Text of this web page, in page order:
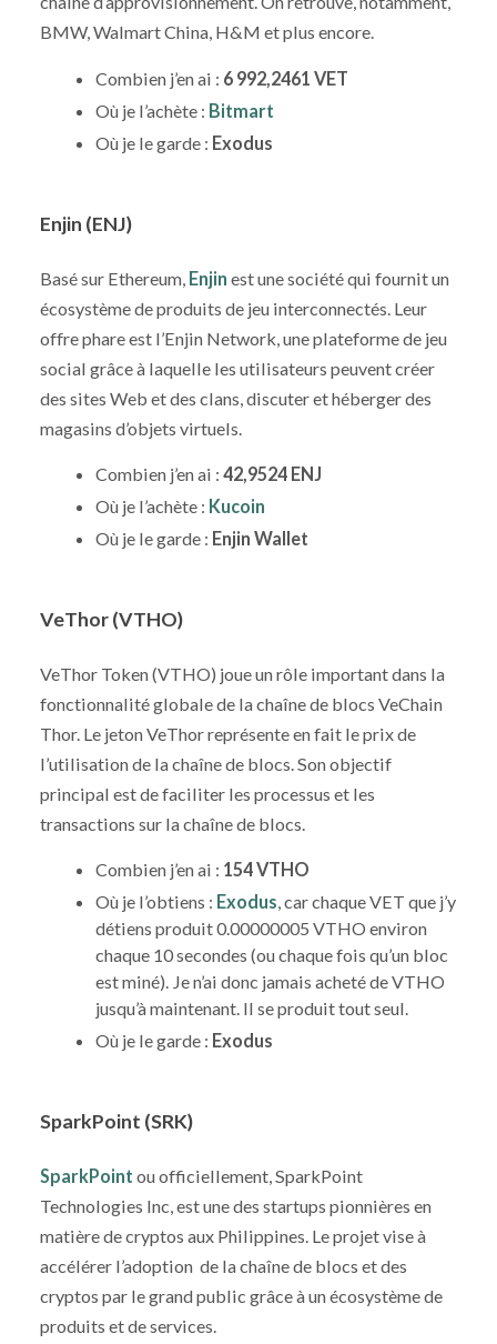
BMW, Walmart China, H&M et plus encore.
Combien j’en ai : 6 992,2461 VET
Où je l’achète : Bitmart
Où je le garde : Exodus
Enjin (ENJ)
Basé sur Ethereum, Enjin est une société qui fournit un
écosystème de produits de jeu interconnectés. Leur
offre phare est l’Enjin Network, une plateforme de jeu
social grâce à laquelle les utilisateurs peuvent créer
des sites Web et des clans, discuter et héberger des
magasins d’objets virtuels.
Combien j’en ai : 42,9524 ENJ
Où je l’achète : Kucoin
Où je le garde : Enjin Wallet
VeThor (VTHO)
VeThor Token (VTHO) joue un rôle important dans la
fonctionnalité globale de la chaîne de blocs VeChain
Thor. Le jeton VeThor représente en fait le prix de
l’utilisation de la chaîne de blocs. Son objectif
principal est de faciliter les processus et les
transactions sur la chaîne de blocs.
Combien j’en ai : 154 VTHO
Où je l’obtiens : Exodus , car chaque VET que j’y
détiens produit 0.00000005 VTHO environ
chaque 10 secondes (ou chaque fois qu’un bloc
est miné). Je n’ai donc jamais acheté de VTHO
jusqu’à maintenant. Il se produit tout seul.
Où je le garde : Exodus
SparkPoint (SRK)
SparkPoint ou officiellement, SparkPoint
Technologies Inc, est une des startups pionnières en
matière de cryptos aux Philippines. Le projet vise à
accélérer l’adoption de la chaîne de blocs et des
cryptos par le grand public grâce à un écosystème de
produits et de services.